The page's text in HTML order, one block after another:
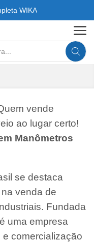
WIKA
vende
ao lugar certo!
Manômetros
se destaca
venda de
Fundada
uma empresa
comercialização